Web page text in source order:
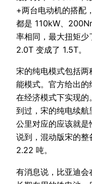
+两台电动机的搭配
都是 110kW、
率相同，最大扭矩
2.0T 变成了 1.5T。
宋的纯电模式包括
能模式。官方给出
在经济模式下实现
到过，宋的纯电续
公里对应的应该就是
说到，混动版宋的
2.22 吨。
有消息说，比亚迪